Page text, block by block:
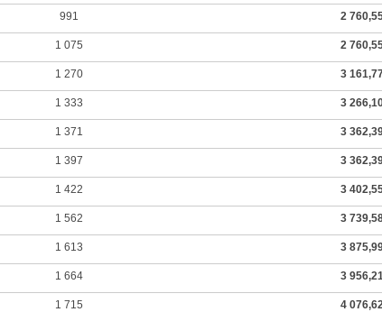
991 2
1 075 2
1 270 3
1 333 3
1 371 3
1 397 3
1 422 3
1 562 3
1 613 3
1 664 3
1 715 4